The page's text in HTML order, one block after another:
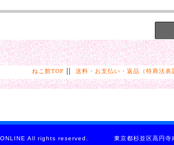
ねこ館TOP || 送料・お支払い・返品（特商法表
ONLINE All rights reserved. 東京都杉並区高円寺